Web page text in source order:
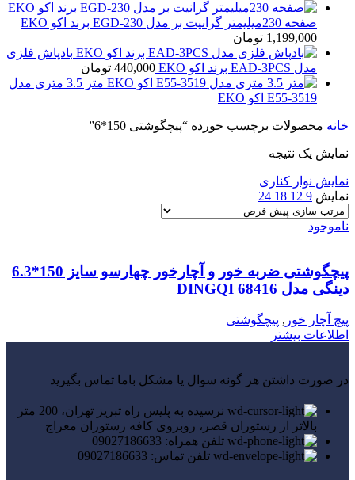
صفحه 230میلیمتر گرانیت بر مدل EGD-230 برند اکو EKO
1,199,000 تومان
بادپاش فلزی
مدل EAD-3PCS برند اکو EKO
440,000 تومان
متر 3.5 متری مدل
E55-3519 اکو EKO
خانه محصولات برچسب خورده “پیچگوشتی 150*6”
نمایش یک نتیجه
نمایش نوار کناری
نمایش 9
12
18
24
ناموجود
پیچگوشتی ضربه خور و آچارخور چهارسو سایز 150*6.3
دینگی مدل 68416 DINGQI
پیچ آچار خور , پیچگوشتی
اطلاعات بیشتر
در صورت داشتن هر گونه سوال یا مشکل باما تماس بگیرید
نرسیده به پلیس راه تبریز تهران، 200 متر
بالاتر از رستوران قصر، روبروی کافه رستوران معراج
تلفن همراه: 09027186633
تلفن تماس: 09027186633